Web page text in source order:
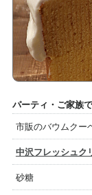
パーティ・ご家族で
市販のバウムクー
中沢フレッシュク
砂糖